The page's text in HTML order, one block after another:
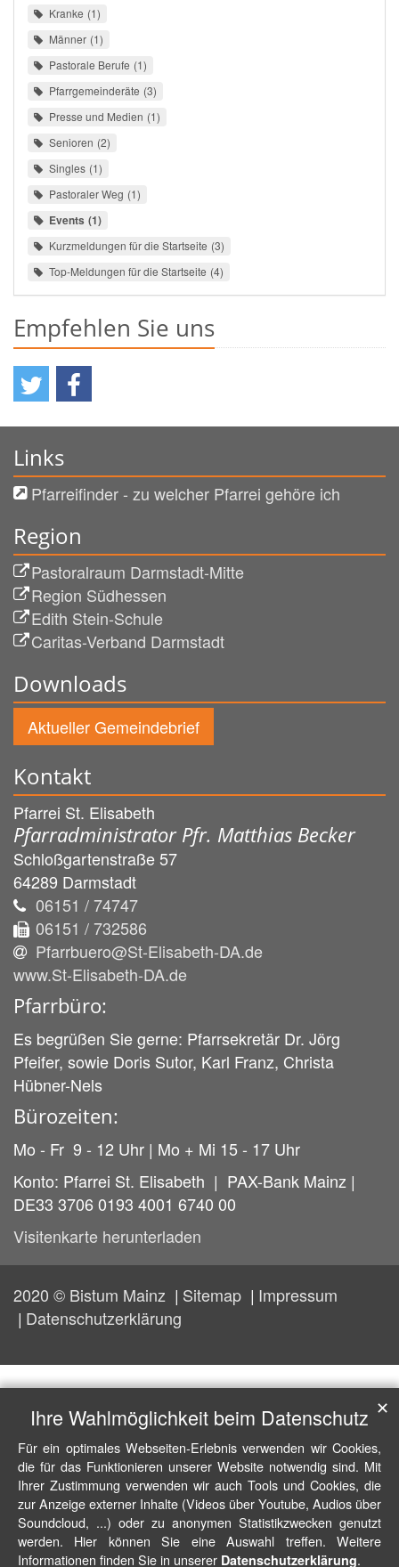
Kranke 1
Männer 1
Pastorale Berufe 1
Pfarrgemeinderäte 3
Presse und Medien 1
Senioren 2
Singles 1
Pastoraler Weg 1
Events 1
Kurzmeldungen für die Startseite 3
Top-Meldungen für die Startseite 4
Empfehlen Sie uns
Links
Pfarreifinder - zu welcher Pfarrei gehöre ich
Region
Pastoralraum Darmstadt-Mitte
Region Südhessen
Edith Stein-Schule
Caritas-Verband Darmstadt
Downloads
Aktueller Gemeindebrief
Kontakt
Pfarrei St. Elisabeth
Pfarradministrator Pfr. Matthias Becker
Schloßgartenstraße 57
64289 Darmstadt
06151 / 74747
06151 / 732586
Pfarrbuero@St-Elisabeth-DA.de
www.St-Elisabeth-DA.de
Pfarrbüro:
Es begrüßen Sie gerne: Pfarrsekretär Dr. Jörg
Pfeifer, sowie Doris Sutor, Karl Franz, Christa
Hübner-Nels
Bürozeiten:
Mo - Fr 9 - 12 Uhr | Mo + Mi 15 - 17 Uhr
Konto: Pfarrei St. Elisabeth | PAX-Bank Mainz |
DE33 3706 0193 4001 6740 00
Visitenkarte herunterladen
2020 © Bistum Mainz Sitemap
Impressum
Datenschutzerklärung
Ihre Wahlmöglichkeit beim Datenschutz
Für ein optimales Webseiten-Erlebnis verwenden wir Cookies,
die für das Funktionieren unserer Website notwendig sind. Mit
Ihrer Zustimmung verwenden wir auch Tools und Cookies, die
zur Anzeige externer Inhalte (Videos über Youtube, Audios über
Soundcloud, ...) oder zu anonymen Statistikzwecken genutzt
werden. Hier können Sie eine Auswahl treffen. Weitere
Informationen finden Sie in unserer Datenschutzerklärung.
✕